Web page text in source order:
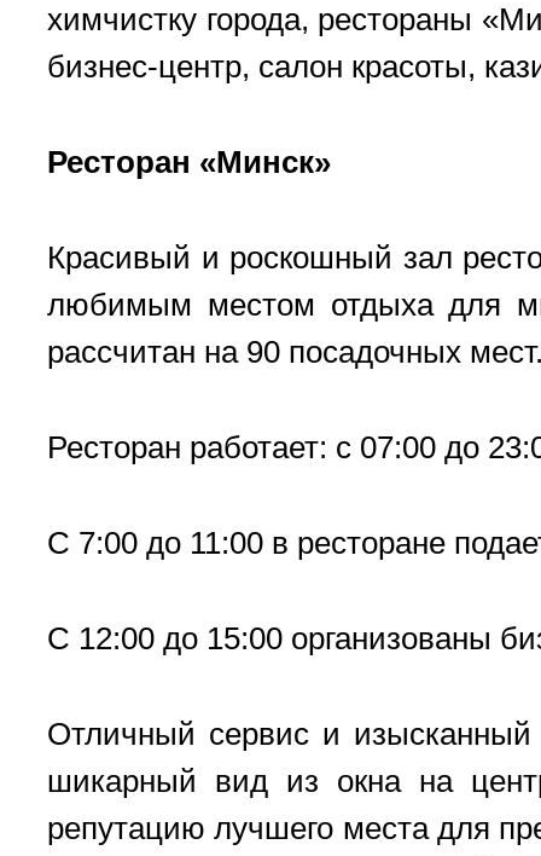
химчистку города, рестораны
бизнес-центр, салон красоты,
Ресторан «Минск»
Красивый и роскошный зал
любимым местом отдыха для
рассчитан на 90 посадочных
Ресторан работает: с 07:00 до
С 7:00 до 11:00 в ресторане
С 12:00 до 15:00 организованы
Отличный сервис и
шикарный вид из окна на
репутацию лучшего места для